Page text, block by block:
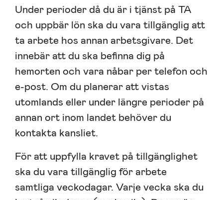
Under perioder då du är i tjänst på TA
och uppbär lön ska du vara tillgänglig att
ta arbete hos annan arbetsgivare. Det
innebär att du ska befinna dig på
hemorten och vara nåbar per telefon och
e-post. Om du planerar att vistas
utomlands eller under längre perioder på
annan ort inom landet behöver du
kontakta kansliet.
För att uppfylla kravet på tillgänglighet
ska du vara tillgänglig för arbete
samtliga veckodagar. Varje vecka ska du